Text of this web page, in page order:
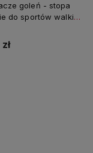
goleń - stopa
do sportów walki